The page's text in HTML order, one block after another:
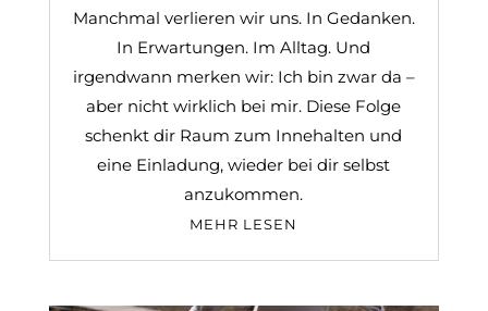
Manchmal verlieren wir uns. In Gedanken.
In Erwartungen. Im Alltag. Und
irgendwann merken wir: Ich bin zwar da –
aber nicht wirklich bei mir. Diese Folge
schenkt dir Raum zum Innehalten und
eine Einladung, wieder bei dir selbst
anzukommen.
MEHR LESEN